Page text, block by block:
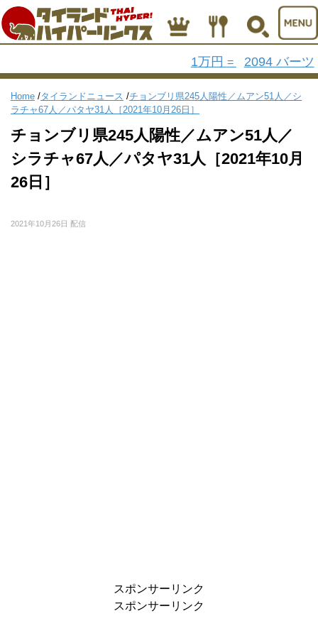
1万円 = 2094 バーツ
Home /タイランドニュース /チョンブリ県245人陽性／ムアン51人／シ
ラチャ67人／パタヤ31人［2021年10月26日］
チョンブリ県245人陽性／ムアン51人／
シラチャ67人／パタヤ31人［2021年10月
26日］
2021年10月26日 配信
スポンサーリンク
スポンサーリンク